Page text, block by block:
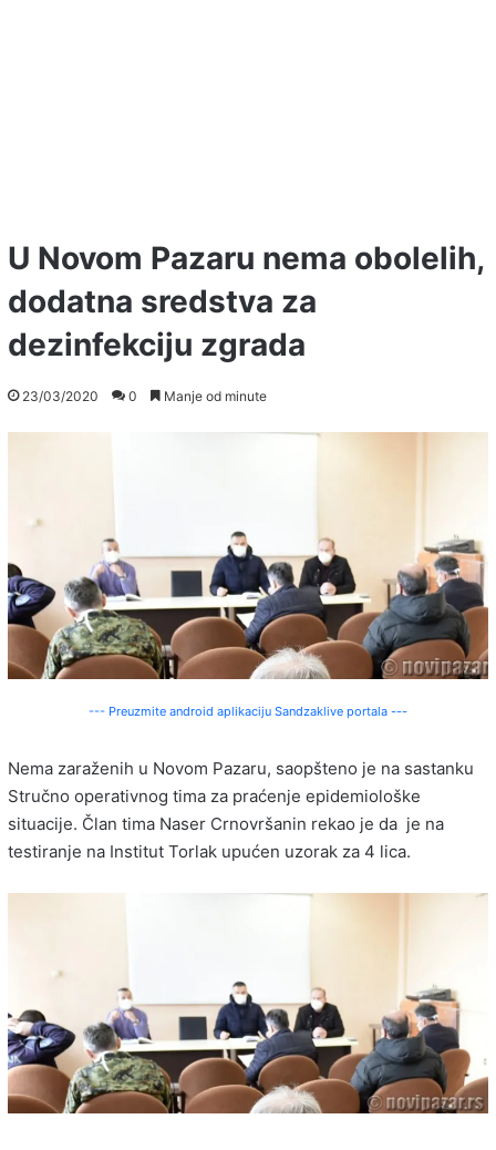
U Novom Pazaru nema obolelih,
dodatna sredstva za
dezinfekciju zgrada
23/03/2020 0 Manje od minute
--- Preuzmite android aplikaciju Sandzaklive portala ---
Nema zaraženih u Novom Pazaru, saopšteno je na sastanku
Stručno operativnog tima za praćenje epidemiološke
situacije. Član tima Naser Crnovršanin rekao je da je na
testiranje na Institut Torlak upućen uzorak za 4 lica.